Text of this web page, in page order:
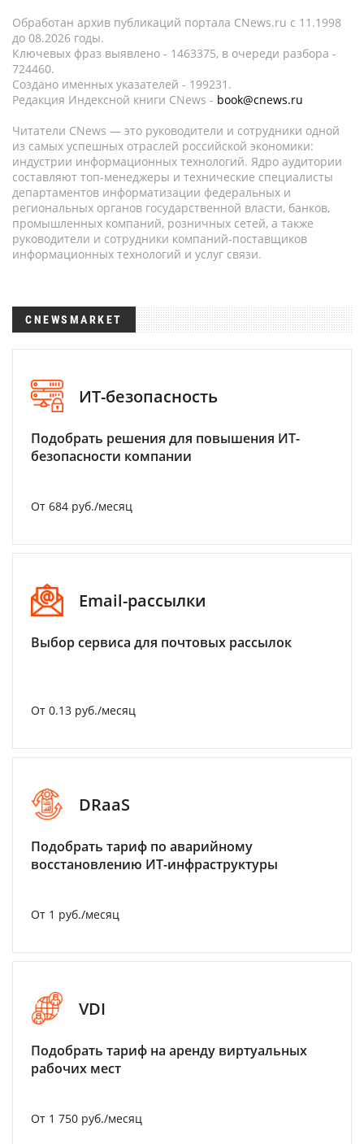
Обработан архив публикаций портала CNews.ru c 11.1998
до 08.2026 годы.
Ключевых фраз выявлено - 1463375, в очереди разбора -
724460.
Создано именных указателей - 199231.
Редакция Индексной книги CNews - book@cnews.ru
Читатели CNews — это руководители и сотрудники одной
из самых успешных отраслей российской экономики:
индустрии информационных технологий. Ядро аудитории
составляют топ-менеджеры и технические специалисты
департаментов информатизации федеральных и
региональных органов государственной власти, банков,
промышленных компаний, розничных сетей, а также
руководители и сотрудники компаний-поставщиков
информационных технологий и услуг связи.
CNEWSMARKET
ИТ-безопасность
Подобрать решения для повышения ИТ-
безопасности компании
От 684 руб./месяц
Email-рассылки
Выбор сервиса для почтовых рассылок
От 0.13 руб./месяц
DRaaS
Подобрать тариф по аварийному
восстановлению ИТ-инфраструктуры
От 1 руб./месяц
VDI
Подобрать тариф на аренду виртуальных
рабочих мест
От 1 750 руб./месяц